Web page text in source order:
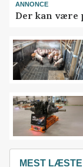
ANNONCE
Der kan være
MEST LÆSTE